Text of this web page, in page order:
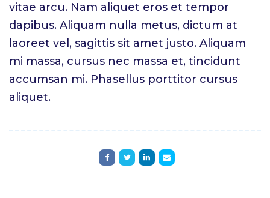
vitae arcu. Nam aliquet eros et tempor
dapibus. Aliquam nulla metus, dictum at
laoreet vel, sagittis sit amet justo. Aliquam
mi massa, cursus nec massa et, tincidunt
accumsan mi. Phasellus porttitor cursus
aliquet.